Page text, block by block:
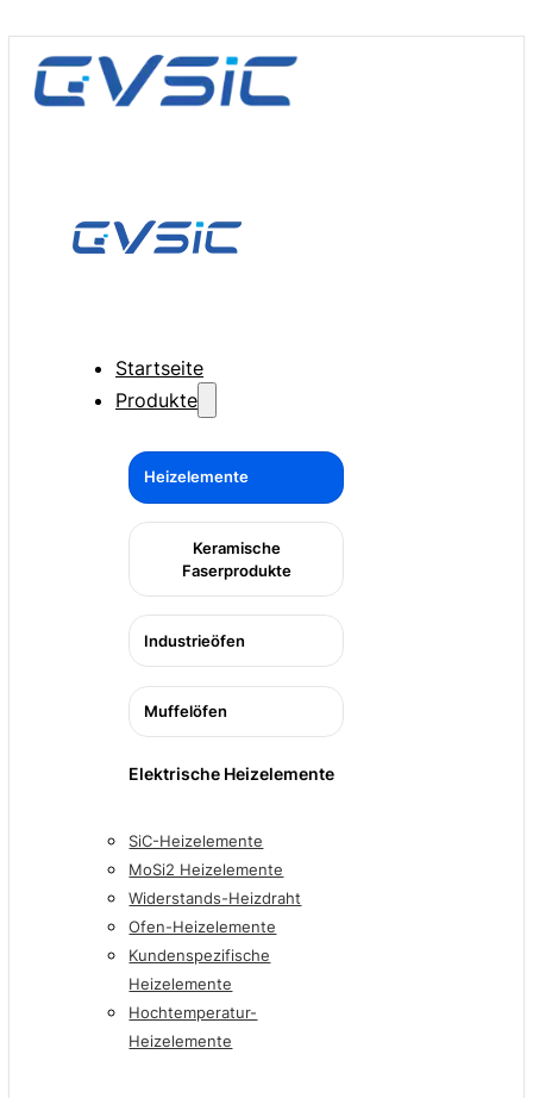
Startseite
Produkte
Heizelemente
Keramische
Faserprodukte
Industrieöfen
Muffelöfen
Elektrische Heizelemente
SiC-Heizelemente
MoSi2 Heizelemente
Widerstands-Heizdraht
Ofen-Heizelemente
Kundenspezifische
Heizelemente
Hochtemperatur-
Heizelemente